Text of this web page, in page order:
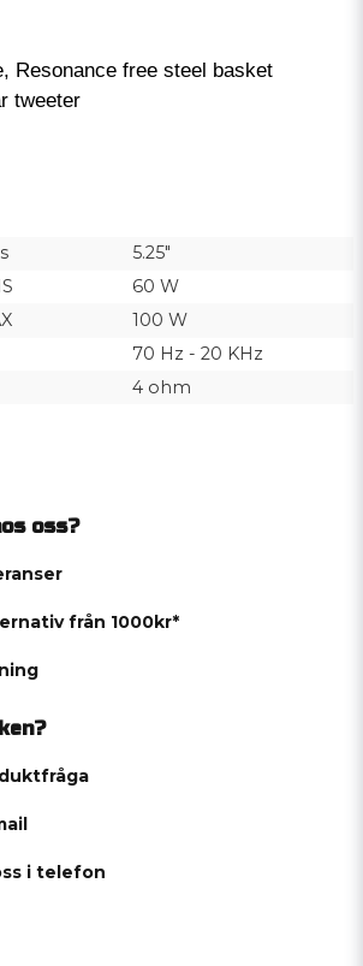
Resonance free steel basket
tweeter
5.25″
60 W
100 W
70 Hz - 20 KHz
4 ohm
oss?
från 1000kr*
i telefon